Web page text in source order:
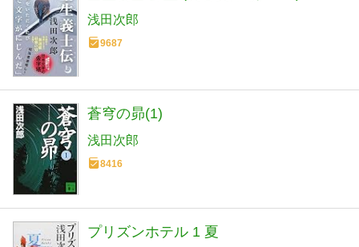
浅田次郎
9687
蒼穹の昴(1)
浅田次郎
8416
プリズンホテル 1 夏